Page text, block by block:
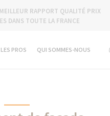
MEILLEUR RAPPORT QUALITÉ PRIX
DANS TOUTE LA FRANCE
PROS QUI SOMMES-NOUS